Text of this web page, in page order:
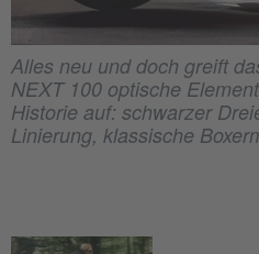
Alles neu und doch greift
NEXT 100 optische
Historie auf: schwarzer
Linierung, klassische